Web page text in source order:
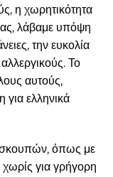
η χωρητικότητα
λάβαμε υπόψη
την ευκολία
Το
αυτούς,
ελληνικά
σκουπών, όπως με
για γρήγορη